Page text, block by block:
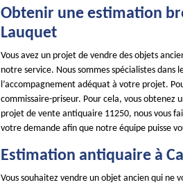
Obtenir une estimation
Lauquet
Vous avez un projet de vendre des objets
notre service. Nous sommes spécialistes dans
l’accompagnement adéquat à votre projet.
commissaire-priseur. Pour cela, vous
projet de vente antiquaire 11250, nous vous
votre demande afin que notre équipe puisse
Estimation antiquaire à
Vous souhaitez vendre un objet ancien qui ne